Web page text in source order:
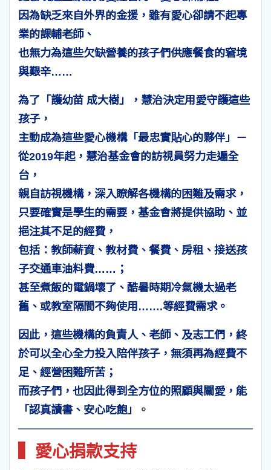
因為缺乏來自外界的金援，雖有愛心卻請不起專
業的課輔老師、
也無力為這些欠缺營養的孩子們供應餐食的窘境
與艱辛……
為了「護幼苗 成大樹」，慧治決定用愛守護這些
孩子，
主動成為這些愛心機構「最忠實貼心的夥伴」－
從2019年起，慧治基金會的訪視員努力走遍全
台，
親自訪視機構，深入瞭解各機構的困難及需求，
只要確實是學生的需要，基金會將提供協助、並
挹注其不足的經費，
包括：教師薪資、教材費、餐費、房租、接送孩
子交通車油料費……；
甚至煮飯的電鍋壞了、酷暑時期冷氣機太過老
舊、或教室隔間不夠使用…….等經費需求。
因此，這些機構的負責人、老師、及志工們，終
於可以全心全力投入陪伴孩子，無須再為經費不
足、經營困難所苦；
而孩子們，也因此得到全方位的照顧與關愛，能
「認真讀書、安心吃飽」
。
▍愛心捐款支持